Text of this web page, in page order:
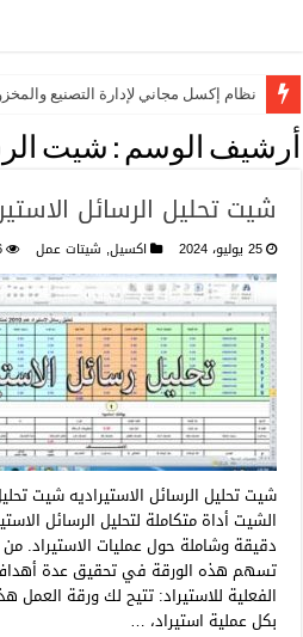
نظام إكسل مجاني لإدارة التصنيع
أرشيف الوسم : شيت
شيت تحليل الرسائل
25 يوليو، 2024 اكسيل, شيتات عمل
شيت تحليل الرسائل الاستيراديه شيت
الشيت أداة متكاملة لتحليل الرسائل
دقيقة وشاملة حول عمليات الاستيراد. من
تسهم هذه الورقة في تحقيق عدة أهداف
الفعلية للاستيراد: تتيح لك ورقة العمل
بكل عملية استيراد، …